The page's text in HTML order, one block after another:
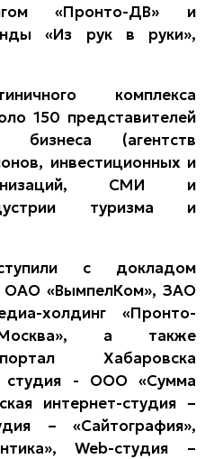
«Пронто-ДВ» и
«Из рук в руки»,
комплекса
150 представителей
бизнеса (агентств
инвестиционных и
СМИ и
туризма и
с докладом
ОАО «ВымпелКом», ЗАО
холдинг «Пронто-
а также
Хабаровска
студия - ООО «Сумма
интернет-студия –
– «Сайтография»,
Web-студия –